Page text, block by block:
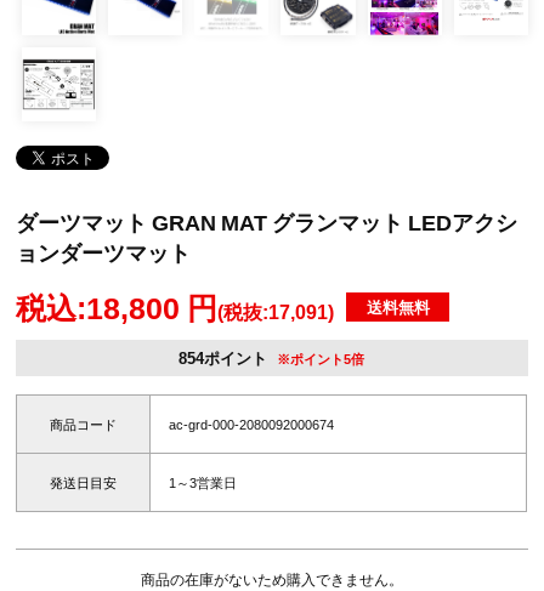
ダーツマット GRAN MAT グランマット LEDアクシ
ョンダーツマット
税込:18,800 円(税抜:17,091) 送料無料
854ポイント ※ポイント5倍
商品コード ac-grd-000-2080092000674
発送日目安 1～3営業日
商品の在庫がないため購入できません。